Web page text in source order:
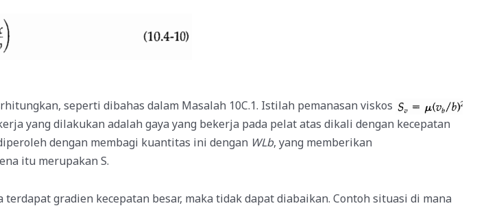
seperti dibahas dalam Masalah 10C.1. Istilah pemanasan viskos
yang dilakukan adalah gaya yang bekerja pada pelat atas dikali dengan kecepatan
dengan membagi kuantitas ini dengan WLb, yang memberikan
itu merupakan S.
gradien kecepatan besar, maka tidak dapat diabaikan. Contoh situasi di mana